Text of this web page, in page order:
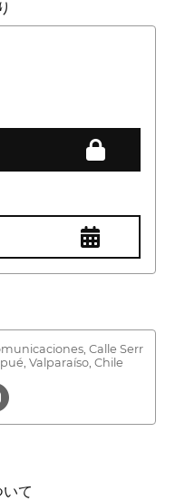
Calle Serr
Valparaíso, Chile
て